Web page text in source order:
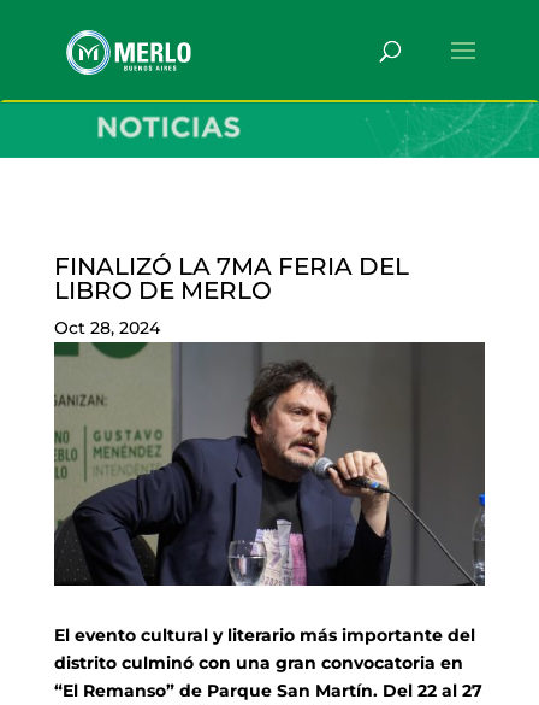
FINALIZÓ LA 7MA FERIA DEL
LIBRO DE MERLO
Oct 28, 2024
El evento cultural y literario más importante del
distrito culminó con una gran convocatoria en
“El Remanso” de Parque San Martín. Del 22 al 27